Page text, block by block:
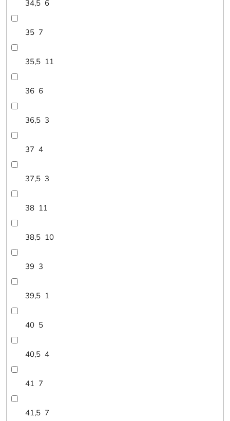
34,5 6
35 7
35,5 11
36 6
36,5 3
37 4
37,5 3
38 11
38,5 10
39 3
39,5 1
40 5
40,5 4
41 7
41,5 7